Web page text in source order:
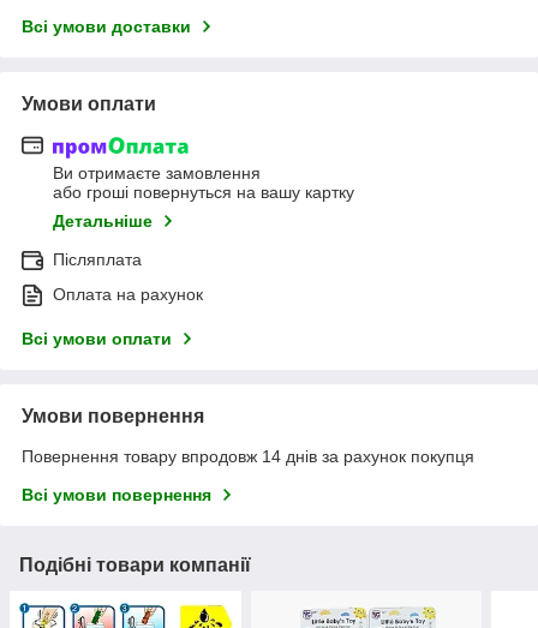
Всі умови доставки
Умови оплати
Ви отримаєте замовлення
або гроші повернуться на вашу картку
Детальніше
Післяплата
Оплата на рахунок
Всі умови оплати
Умови повернення
Повернення товару впродовж 14 днів за рахунок покупця
Всі умови повернення
Подібні товари компанії